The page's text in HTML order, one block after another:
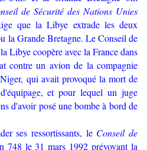
de Sécurité des Nations Unies
que la Libye extrade les deux
la Grande Bretagne. Le Conseil de
Libye coopère avec la France dans
contre un avion de la compagnie
qui avait provoqué la mort de
et pour lequel un juge
d'avoir posé une bombe à bord de
ses ressortissants, le Conseil de
748 le 31 mars 1992 prévoyant la